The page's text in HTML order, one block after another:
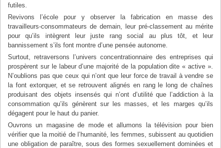
futiles.
Revivons l’école pour y observer la fabrication en masse des
travailleurs-consommateurs de demain, leur pré-classement au mérite
pour qu’ils intègrent leur juste rang social au plus tôt, et leur
bannissement s’ils font montre d’une pensée autonome.
Surtout, retraversons l’univers concentrationnaire des entreprises qui
prospèrent sur le labeur d’une majorité de la population dite « active ».
N’oublions pas que ceux qui n’ont que leur force de travail à vendre se
la font extorquer, et se retrouvent alignés en rang le long de chaînes
produisant des objets insensés qui n’ont d’utilité que l’addiction à la
consommation qu’ils génèrent sur les masses, et les marges qu’ils
dégagent pour le haut du panier.
Ouvrons un magasine de mode et allumons la télévision pour bien
vérifier que la moitié de l’humanité, les femmes, subissent au quotidien
une obligation de paraître, sous des formes sexuellement dominées et